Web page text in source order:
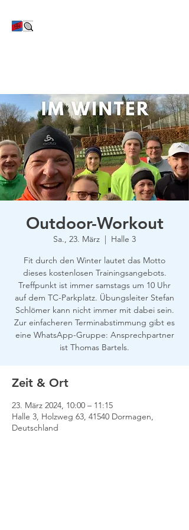
Outdoor-Workout
Sa., 23. März
  |
Halle 3
Fit durch den Winter lautet das Motto
dieses kostenlosen Trainingsangebots.
Treffpunkt ist immer samstags um 10 Uhr
auf dem TC-Parkplatz. Übungsleiter Stefan
Schlömer kann nicht immer mit dabei sein.
Zur einfacheren Terminabstimmung gibt es
eine WhatsApp-Gruppe: Ansprechpartner
ist Thomas Bartels.
Zeit & Ort
23. März 2024, 10:00 – 11:15
Halle 3, Holzweg 63, 41540 Dormagen,
Deutschland